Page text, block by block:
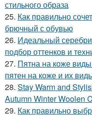
стильного образа
25. Как правильно
брючный с обувью
26. Идеальный
подбор оттенков и
27. Пятна на коже
пятен на коже и их
28. Stay Warm and
Autumn Winter Woolen
29. Как правильно